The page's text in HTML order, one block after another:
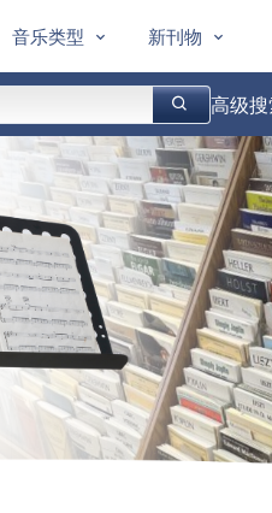
音乐类型 新刊物
高级